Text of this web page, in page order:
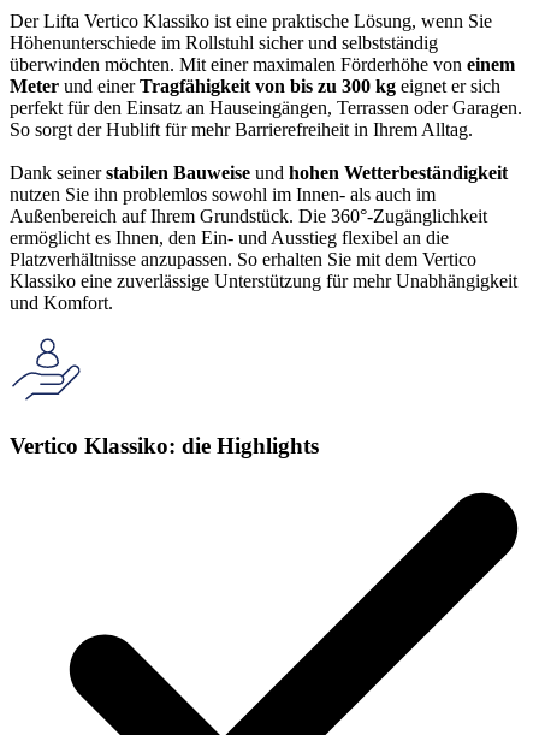
Der Lifta Vertico Klassiko ist eine praktische Lösung, wenn Sie
Höhenunterschiede im Rollstuhl sicher und selbstständig
überwinden möchten. Mit einer maximalen Förderhöhe von einem
Meter und einerTragfähigkeit von bis zu 300 kg eignet er sich
perfekt für den Einsatz an Hauseingängen, Terrassen oder Garagen.
So sorgt der Hublift für mehr Barrierefreiheit in Ihrem Alltag.
Dank seinerstabilen Bauweise und hohen Wetterbeständigkeit
nutzen Sie ihn problemlos sowohl im Innen- als auch im
Außenbereich auf Ihrem Grundstück. Die 360°-Zugänglichkeit
ermöglicht es Ihnen, den Ein- und Ausstieg flexibel an die
Platzverhältnisse anzupassen. So erhalten Sie mit dem Vertico
Klassiko eine zuverlässige Unterstützung für mehr Unabhängigkeit
und Komfort.
Vertico Klassiko: die Highlights